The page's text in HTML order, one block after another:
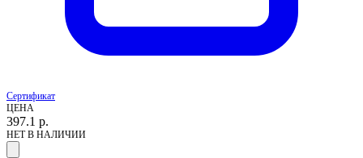
Сертификат
ЦЕНА
397.1 р.
НЕТ В НАЛИЧИИ